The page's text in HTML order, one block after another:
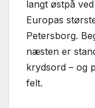
langt østpå
Europas
Petersborg.
næsten er
krydsord – og
felt.